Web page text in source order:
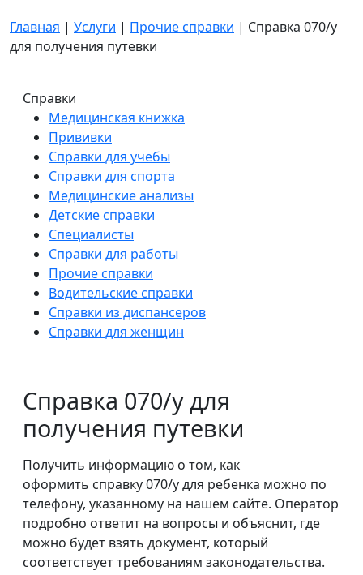
Главная | Услуги | Прочие справки | Справка 070/у
для получения путевки
Справки
Медицинская книжка
Прививки
Справки для учебы
Справки для спорта
Медицинские анализы
Детские справки
Специалисты
Справки для работы
Прочие справки
Водительские справки
Справки из диспансеров
Справки для женщин
Справка 070/у для
получения путевки
Получить информацию о том, как
оформить справку 070/у для ребенка можно по
телефону, указанному на нашем сайте. Оператор
подробно ответит на вопросы и объяснит, где
можно будет взять документ, который
соответствует требованиям законодательства.